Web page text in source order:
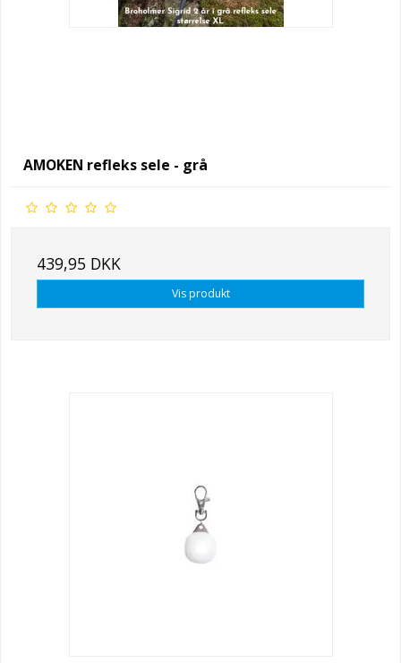
AMOKEN refleks sele - grå
439,95 DKK
Vis produkt